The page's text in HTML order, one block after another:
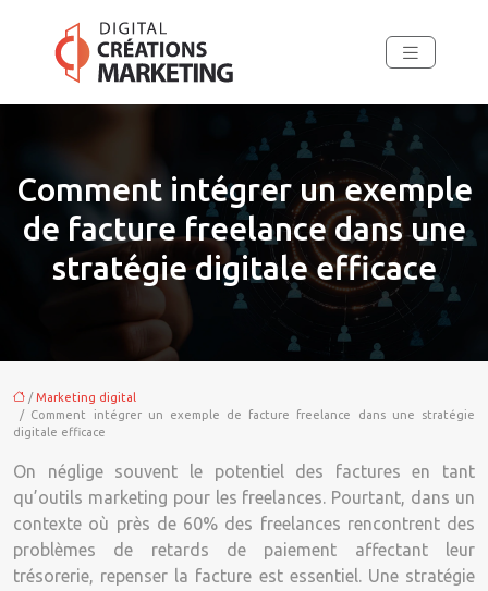
Comment intégrer un exemple
de facture freelance dans une
stratégie digitale efficace
/Marketing digital
/ Comment intégrer un exemple de facture freelance dans une stratégie
digitale efficace
On néglige souvent le potentiel des factures en tant
qu’outils marketing pour les freelances. Pourtant, dans un
contexte où près de 60% des freelances rencontrent des
problèmes de retards de paiement affectant leur
trésorerie, repenser la facture est essentiel. Une stratégie